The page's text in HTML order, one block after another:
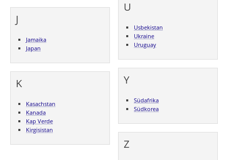
J
Jamaika
Japan
K
Kasachstan
Kanada
Kap Verde
Kirgisistan
U
Usbekistan
Ukraine
Uruguay
Y
Südafrika
Südkorea
Z